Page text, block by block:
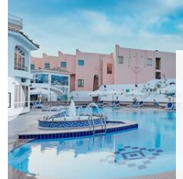
Previous